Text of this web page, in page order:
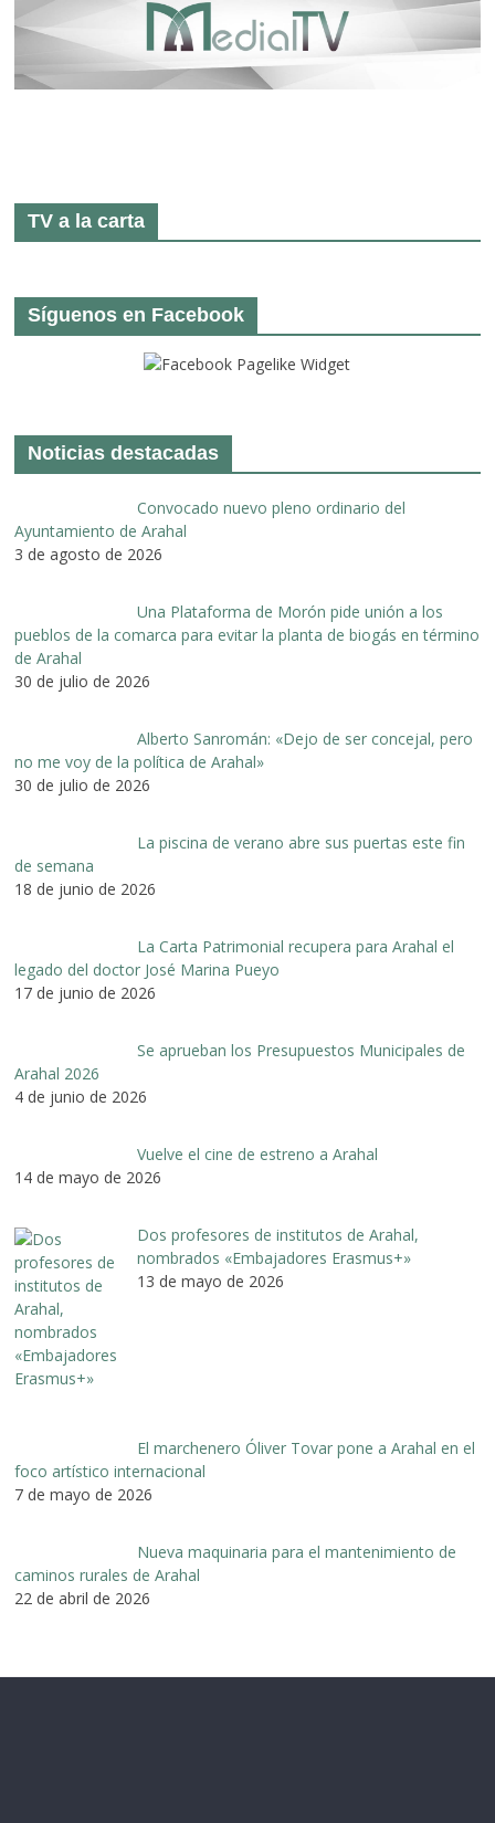
TV a la carta
Síguenos en Facebook
Noticias destacadas
Convocado nuevo pleno ordinario del
Ayuntamiento de Arahal
3 de agosto de 2026
Una Plataforma de Morón pide unión a los
pueblos de la comarca para evitar la planta de biogás en término
de Arahal
30 de julio de 2026
Alberto Sanromán: «Dejo de ser concejal, pero
no me voy de la política de Arahal»
30 de julio de 2026
La piscina de verano abre sus puertas este fin
de semana
18 de junio de 2026
La Carta Patrimonial recupera para Arahal el
legado del doctor José Marina Pueyo
17 de junio de 2026
Se aprueban los Presupuestos Municipales de
Arahal 2026
4 de junio de 2026
Vuelve el cine de estreno a Arahal
14 de mayo de 2026
Dos profesores de institutos de Arahal,
nombrados «Embajadores Erasmus+»
13 de mayo de 2026
El marchenero Óliver Tovar pone a Arahal en el
foco artístico internacional
7 de mayo de 2026
Nueva maquinaria para el mantenimiento de
caminos rurales de Arahal
22 de abril de 2026